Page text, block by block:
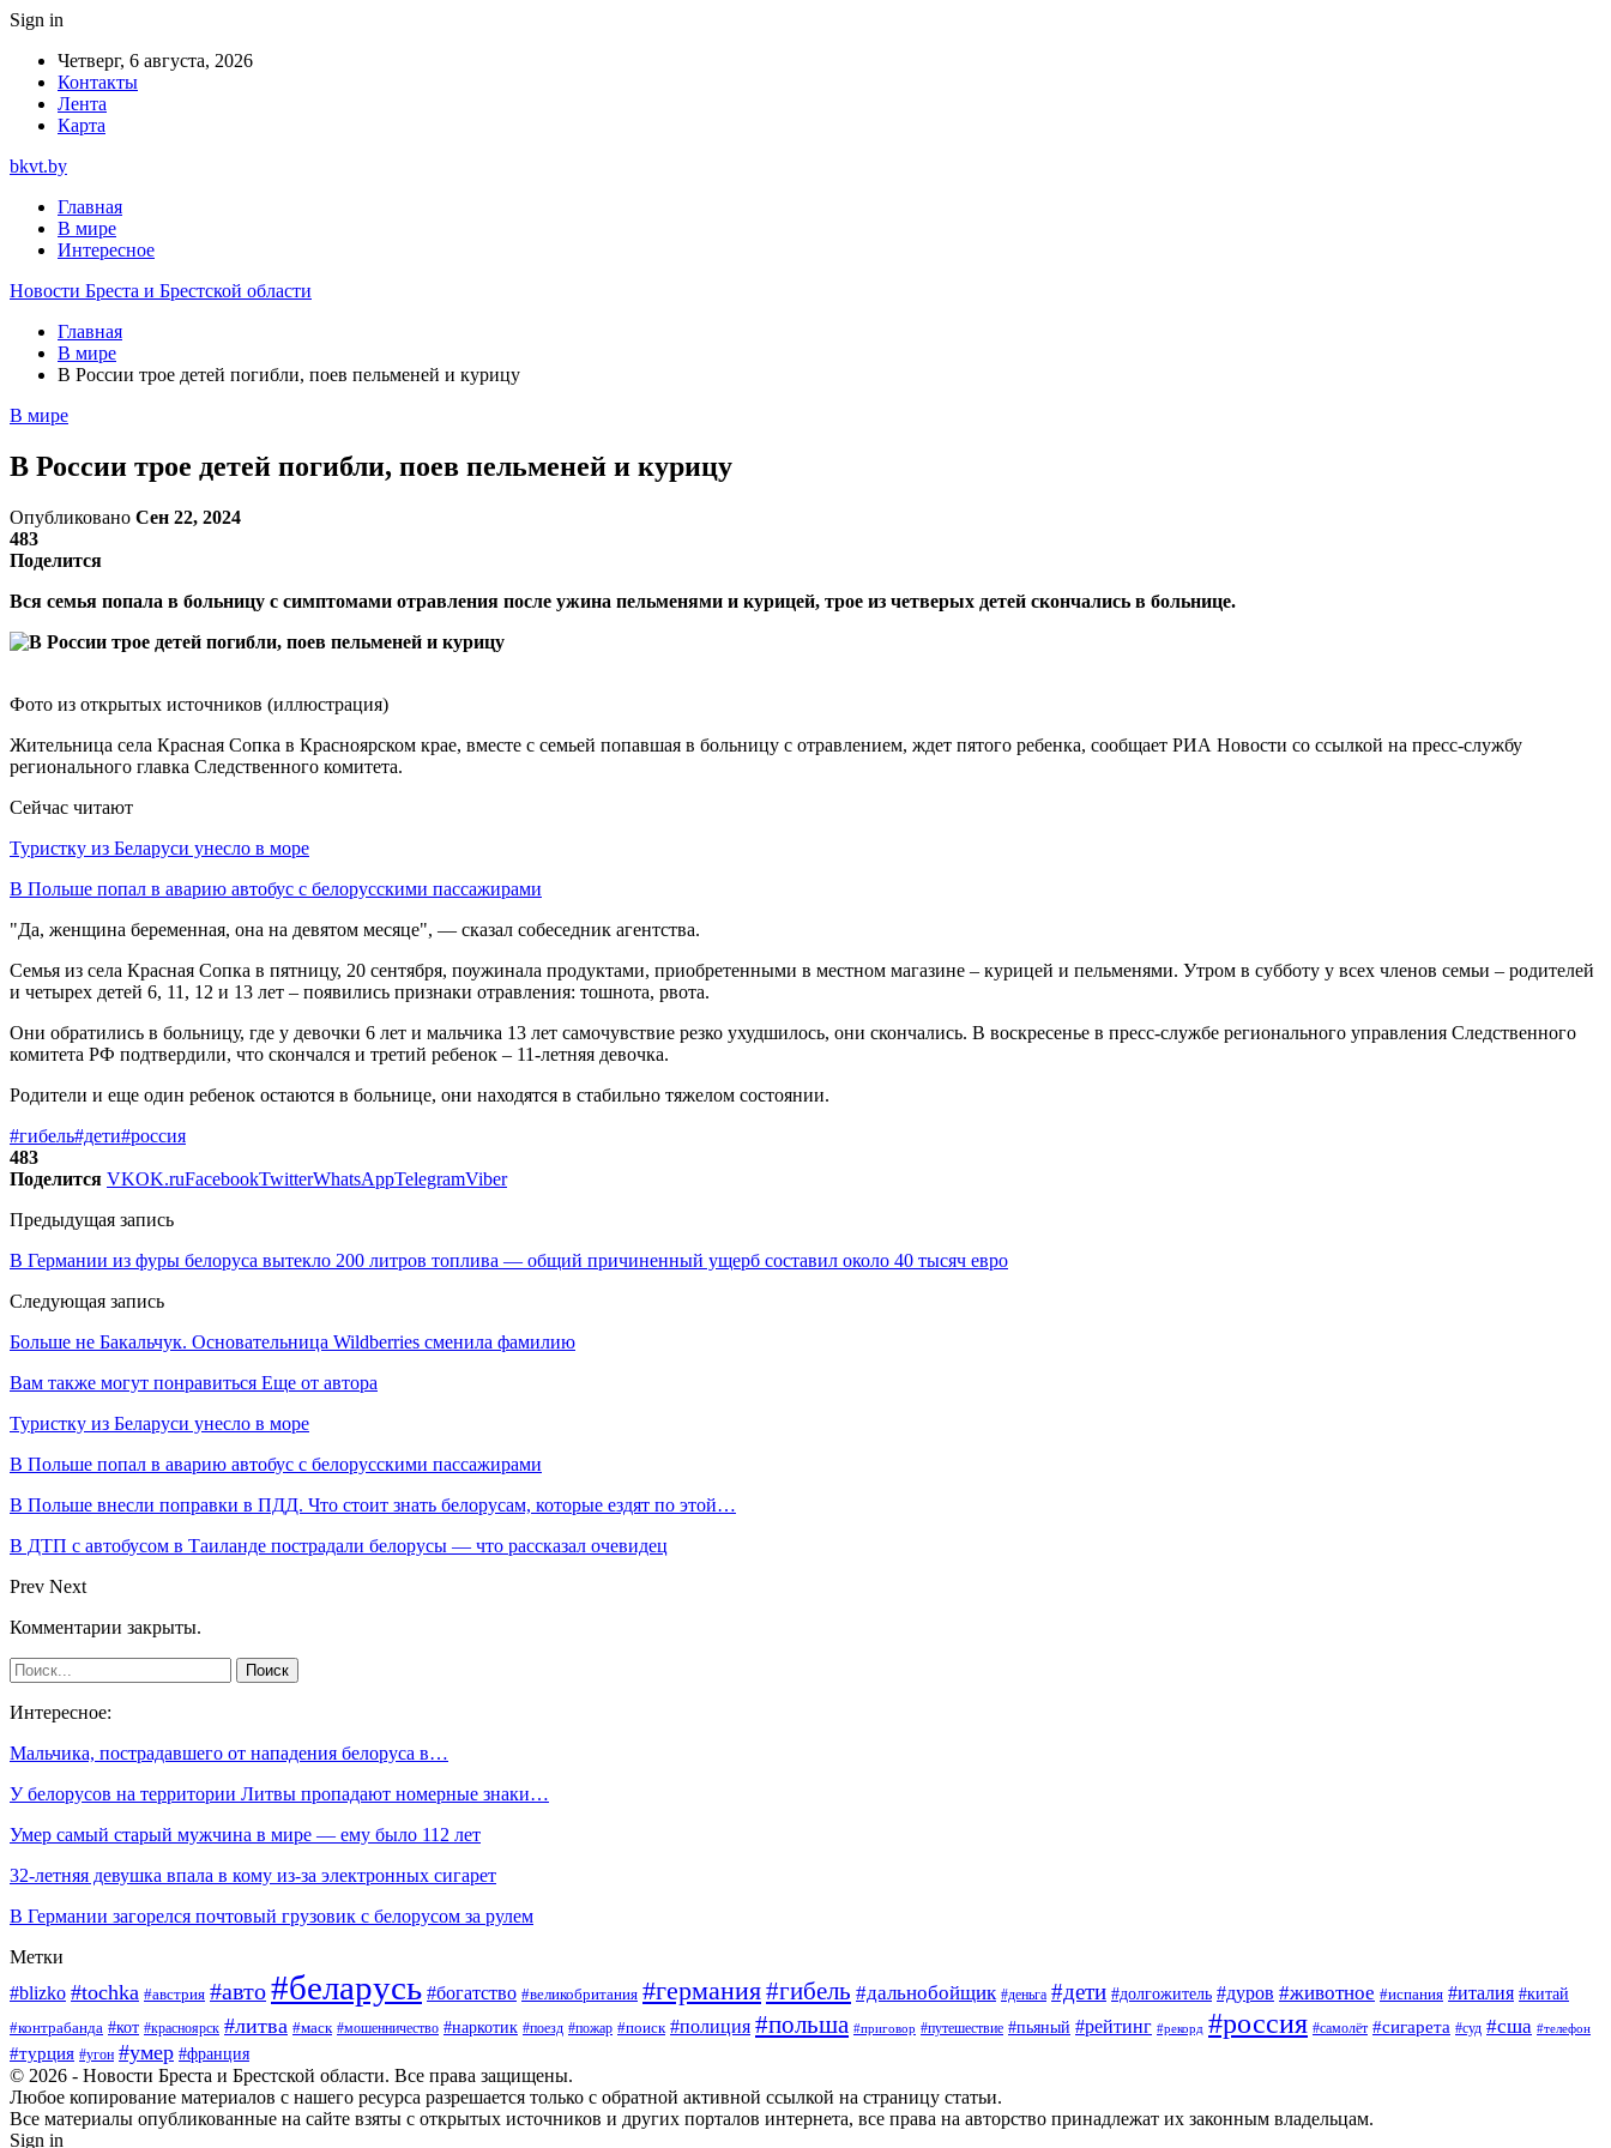
Sign in
Четверг, 6 августа, 2026
Контакты
Лента
Карта
bkvt.by
Главная
В мире
Интересное
Новости Бреста и Брестской области
Главная
В мире
В России трое детей погибли, поев пельменей и курицу
В мире
В России трое детей погибли, поев пельменей и курицу
Опубликовано Сен 22, 2024
483
Поделится
Вся семья попала в больницу с симптомами отравления после ужина пельменями и курицей, трое из четверых детей скончались в больнице.
Фото из открытых источников (иллюстрация)
Жительница села Красная Сопка в Красноярском крае, вместе с семьей попавшая в больницу с отравлением, ждет пятого ребенка, сообщает РИА Новости со ссылкой на пресс-службу
регионального главка Следственного комитета.
Сейчас читают
Туристку из Беларуси унесло в море
В Польше попал в аварию автобус с белорусскими пассажирами
"Да, женщина беременная, она на девятом месяце", — сказал собеседник агентства.
Семья из села Красная Сопка в пятницу, 20 сентября, поужинала продуктами, приобретенными в местном магазине – курицей и пельменями. Утром в субботу у всех членов семьи – родителей
и четырех детей 6, 11, 12 и 13 лет – появились признаки отравления: тошнота, рвота.
Они обратились в больницу, где у девочки 6 лет и мальчика 13 лет самочувствие резко ухудшилось, они скончались. В воскресенье в пресс-службе регионального управления Следственного
комитета РФ подтвердили, что скончался и третий ребенок – 11-летняя девочка.
Родители и еще один ребенок остаются в больнице, они находятся в стабильно тяжелом состоянии.
#гибель#дети#россия
483
Поделится VKOK.ruFacebookTwitterWhatsAppTelegramViber
Предыдущая запись
В Германии из фуры белоруса вытекло 200 литров топлива — общий причиненный ущерб составил около 40 тысяч евро
Следующая запись
Больше не Бакальчук. Основательница Wildberries сменила фамилию
Вам также могут понравиться Еще от автора
Туристку из Беларуси унесло в море
В Польше попал в аварию автобус с белорусскими пассажирами
В Польше внесли поправки в ПДД. Что стоит знать белорусам, которые ездят по этой…
В ДТП с автобусом в Таиланде пострадали белорусы — что рассказал очевидец
Prev Next
Комментарии закрыты.
Интересное:
Мальчика, пострадавшего от нападения белоруса в…
У белорусов на территории Литвы пропадают номерные знаки…
Умер самый старый мужчина в мире — ему было 112 лет
32-летняя девушка впала в кому из-за электронных сигарет
В Германии загорелся почтовый грузовик с белорусом за рулем
Метки
#blizko #tochka #австрия #авто#беларусь #богатство #великобритания #германия#гибель #дальнобойщик #деньга #дети #долгожитель #дуров #животное #испания #италия #китай
#контрабанда #кот #красноярск #литва #маск #мошенничество #наркотик #поезд #пожар #поиск #полиция #польша #приговор #путешествие #пьяный #рейтинг #рекорд #россия #самолёт #сигарета #суд #сша #телефон
#турция #угон #умер #франция
© 2026 - Новости Бреста и Брестской области. Все права защищены.
Любое копирование материалов с нашего ресурса разрешается только с обратной активной ссылкой на страницу статьи.
Все материалы опубликованные на сайте взяты с открытых источников и других порталов интернета, все права на авторство принадлежат их законным владельцам.
Sign in